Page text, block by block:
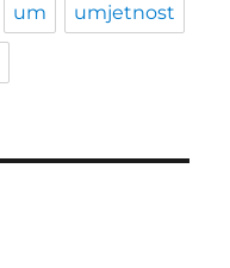
um umjetnost